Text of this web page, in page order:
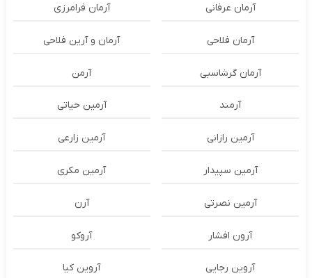
آرمان عرفانی آرمان فرامرزی
آرمان فلاحی آرمان و آرین فلاحی
آرمان گرشاسبی آرمن
آرمند آرمین حیاتی
آرمین رازانی آرمین زارعی
آرمین سپیدار آرمین مکری
آرمین نصرتی آرن
آرون افشار آروکو
آروین رجایی آروین کیا